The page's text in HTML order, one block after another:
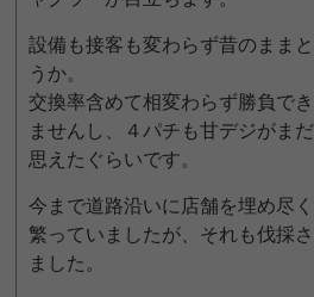
設備も接客も変わらず昔のまま
うか。
交換率含めて相変わらず勝負で
ませんし、４パチも甘デジがま
思えたぐらいです。
今まで道路沿いに店舗を埋め尽
繁っていましたが、それも伐採
ました。